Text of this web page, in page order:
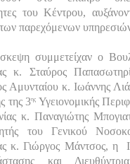
του Κέντρου,
παρεχόμενων
συμμετείχαν ο
κ. Σταύρος
Αμυνταίου κ. Ιωάννης
της 3ης Υγειονομικής
κ. Παναγιώτης
του Γενικού
κ. Γιώργος Μάντσος, η
και